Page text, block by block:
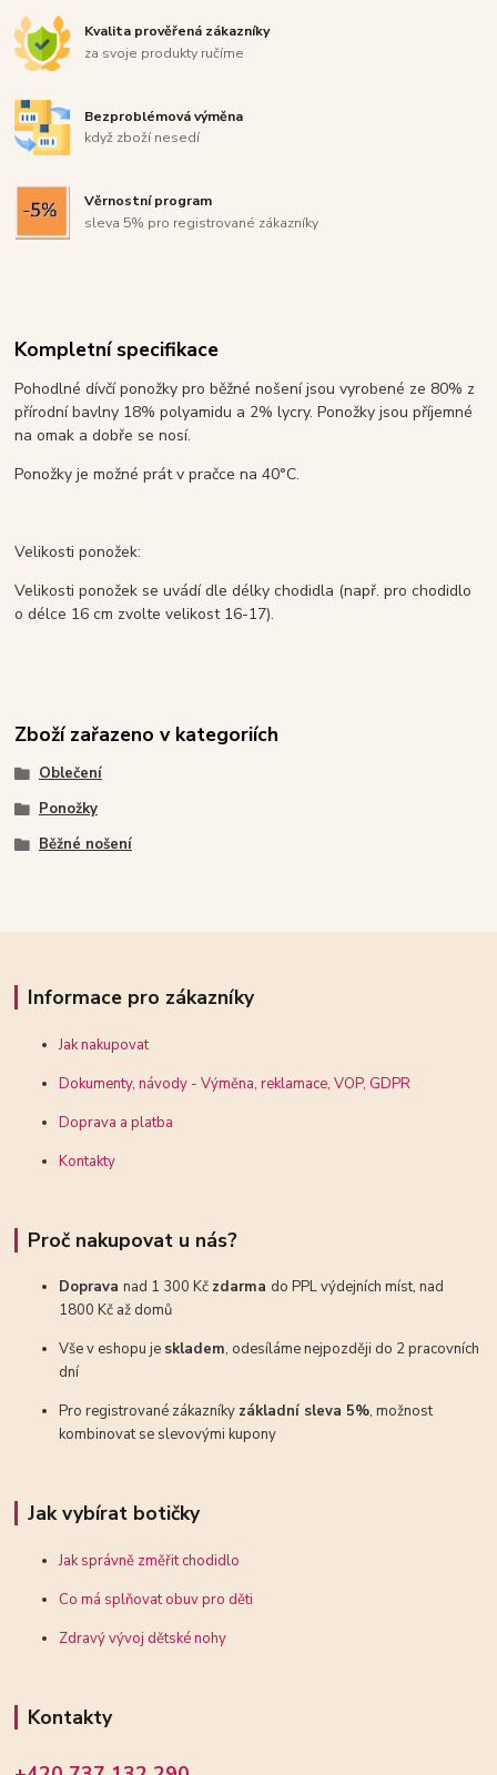
Kvalita prověřená zákazníky
za svoje produkty ručíme
Bezproblémová výměna
když zboží nesedí
Věrnostní program
sleva 5% pro registrované zákazníky
Kompletní specifikace
Pohodlné dívčí ponožky pro běžné nošení jsou vyrobené ze 80% z
přírodní bavlny 18% polyamidu a 2% lycry. Ponožky jsou příjemné
na omak a dobře se nosí.
Ponožky je možné prát v pračce na 40°C.
Velikosti ponožek:
Velikosti ponožek se uvádí dle délky chodidla (např. pro chodidlo
o délce 16 cm zvolte velikost 16-17).
Zboží zařazeno v kategoriích
Oblečení
Ponožky
Běžné nošení
Informace pro zákazníky
Jak nakupovat
Dokumenty, návody - Výměna, reklamace, VOP, GDPR
Doprava a platba
Kontakty
Proč nakupovat u nás?
Dopravanad 1 300 Kč zdarma do PPL výdejních míst, nad
1800 Kč až domů
Vše v eshopu je skladem, odesíláme nejpozději do 2 pracovních
dní
Pro registrované zákazníky základní sleva 5%, možnost
kombinovat se slevovými kupony
Jak vybírat botičky
Jak správně změřit chodidlo
Co má splňovat obuv pro děti
Zdravý vývoj dětské nohy
Kontakty